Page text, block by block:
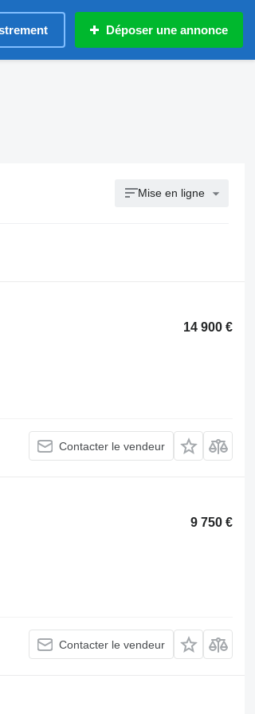
Déposer une annonce
Mise en ligne
14 900 €
Contacter le vendeur
9 750 €
Contacter le vendeur